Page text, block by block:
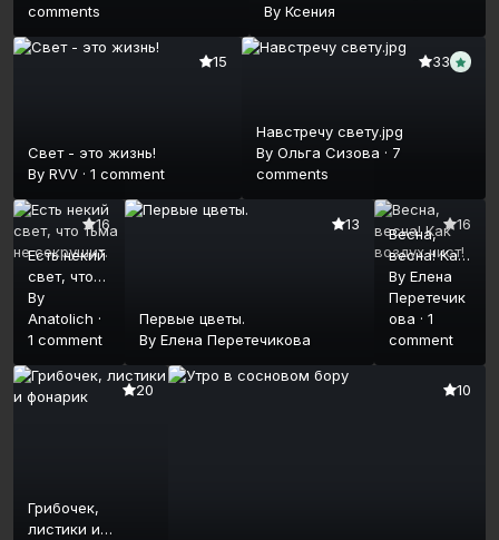
comments
ByКсения
15
Свет - это жизнь!
By RVV · 1 comment
33
Навстречу свету.jpg
ByОльга Сизова · 7
comments
16
Есть некий
свет, что
тьма не
сокрушит.
By
Anatolich ·
1 comment
13
Первые цветы.
By Елена Перетечикова
16
Весна,
весна! Как
воздух
чист!
ByЕлена
Перетечик
ова ·1
comment
20
Грибочек,
листики и
10